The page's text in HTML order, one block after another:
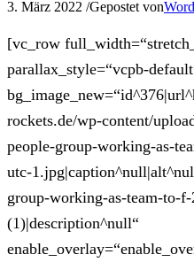
3. März 2022 /Gepostet von
[vc_row
parallax_style=“vcpb-
rockets.de/wp-content/
people-group-working-as-
utc-
group-working-as-team-to-
(1)|description^null“